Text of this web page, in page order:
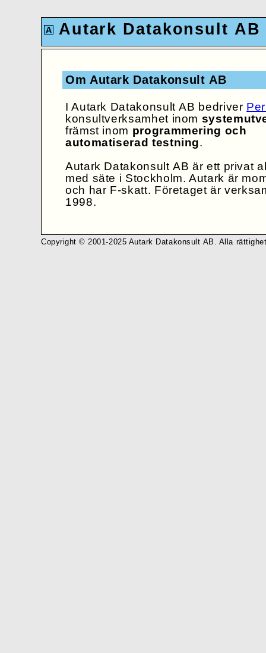
Autark Datakonsult AB
Om Autark Datakonsult AB
I Autark Datakonsult AB bedriver
konsultverksamhet inom
främst inom programmering och
automatiserad testning.
Autark Datakonsult AB är ett privat
med säte i Stockholm. Autark är
och har F-skatt. Företaget är
1998.
Copyright © 2001-2025 Autark Datakonsult AB. Alla